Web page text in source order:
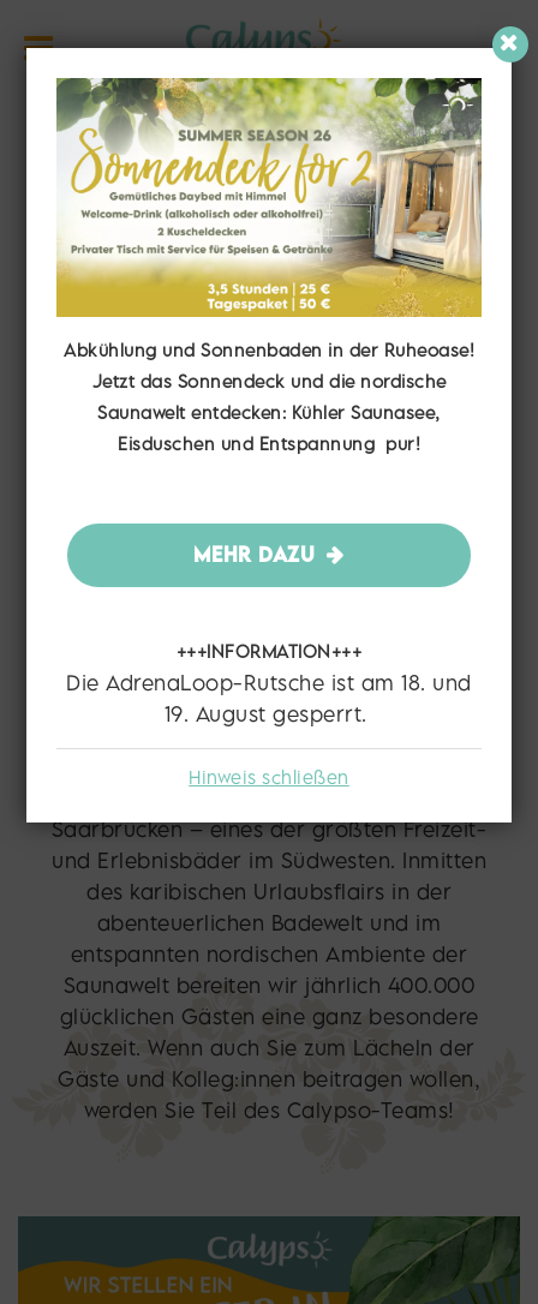
Arbeiten im
Tropenparadies und der
saarländischen Hygge-
Sauna!
Saarbrücken – eines der größten Freizeit-
und Erlebnisbäder im Südwesten. Inmitten
des karibischen Urlaubsflairs in der
abenteuerlichen Badewelt und im
entspannten nordischen Ambiente der
Saunawelt bereiten wir jährlich 400.000
glücklichen Gästen eine ganz besondere
Auszeit. Wenn auch Sie zum Lächeln der
Gäste und Kolleg:innen beitragen wollen,
werden Sie Teil des Calypso-Teams!
Abkühlung und Sonnenbaden in der Ruheoase!
Jetzt das Sonnendeck und die nordische
Saunawelt entdecken: Kühler Saunasee,
Eisduschen und Entspannung pur!
MEHR DAZU
+++INFORMATION+++
Die AdrenaLoop-Rutsche ist am 18. und
19. August gesperrt.
Hinweis schließen